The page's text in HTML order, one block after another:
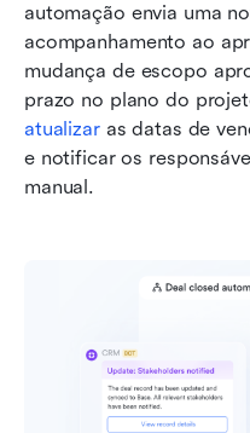
automação envia uma
acompanhamento ao
mudança de escopo
prazo no plano do
atualizar as datas de
e notificar os
manual.